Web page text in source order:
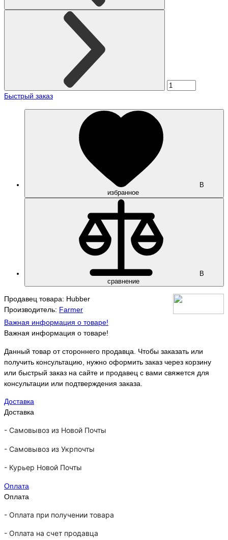
Быстрый заказ
В
избранное
В
сравнение
Продавец товара: Hubber
Производитель: Farmer
Важная информация о товаре!
Важная информация о товаре!
Данный товар от стороннего продавца. Чтобы заказать или
получить консультацию, нужно оформить заказ через корзину
или быстрый заказ на сайте и продавец с вами свяжется для
консультации или подтверждения заказа.
Доставка
Доставка
- Самовывоз из Новой Почты
- Самовывоз из Укрпочты
- Курьер Новой Почты
Оплата
Оплата
- Оплата при получении товара
- Оплата на счет продавца